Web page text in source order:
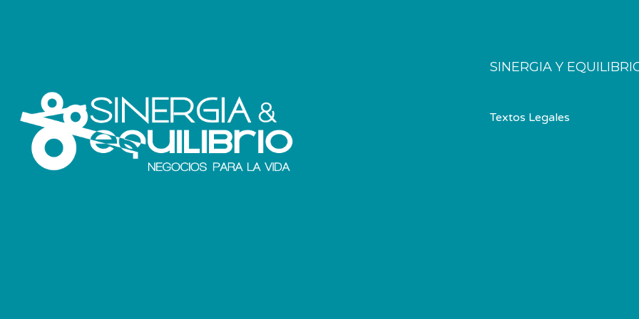
SINERGIA Y
Textos Legales